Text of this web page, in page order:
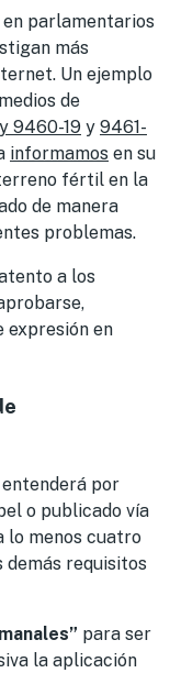
en parlamentarios
más
Un ejemplo
de
9460-19 y 9461-
informamos en su
fértil en la
de manera
problemas.
a los
en
por
o publicado vía
lo menos cuatro
demás requisitos
para ser
la aplicación